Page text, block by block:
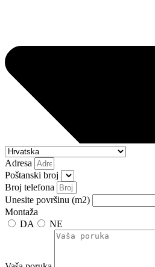
Adresa
Poštanski broj
Broj telefona
Unesite površinu (m2)
Montaža
DA
NE